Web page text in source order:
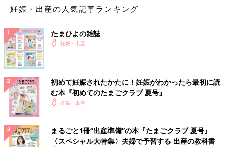
妊娠・出産の人気記事ランキング
たまひよの雑誌
妊娠・出産
初めて妊娠されたかたに！妊娠がわかったら最初に読
む本『初めてのたまごクラブ 夏号』
妊娠・出産
まるごと1冊“出産準備”の本『たまごクラブ 夏号』
〈スペシャル大特集〉夫婦で予習する 出産の教科書